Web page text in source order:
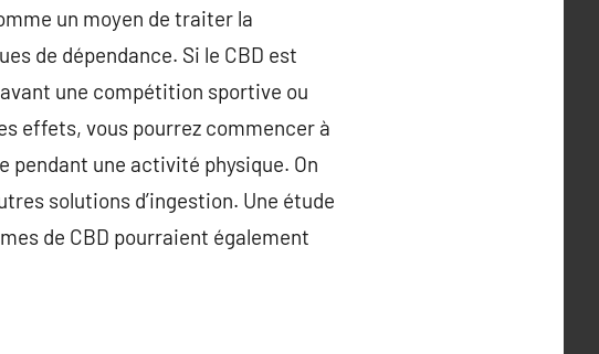
un moyen de traiter la
de dépendance. Si le CBD est
une compétition sportive ou
effets, vous pourrez commencer à
pendant une activité physique. On
solutions d’ingestion. Une étude
de CBD pourraient également